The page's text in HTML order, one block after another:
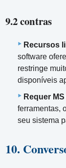
9.2 contras
Recursos
software
restringe
disponíveis
Requer
ferramentas,
seu sistema
10.